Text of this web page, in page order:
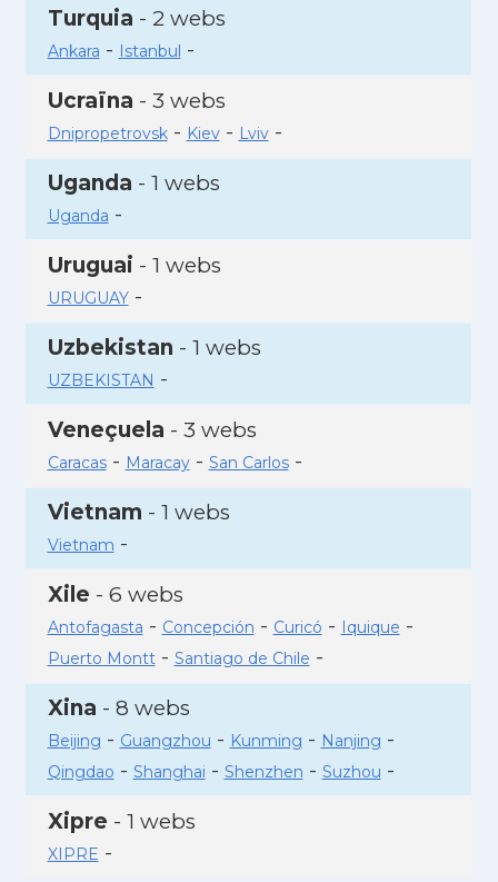
Turquia - 2 webs
Ankara - Istanbul -
Ucraïna - 3 webs
Dnipropetrovsk- Kiev- Lviv-
Uganda - 1 webs
Uganda -
Uruguai - 1 webs
URUGUAY-
Uzbekistan - 1 webs
UZBEKISTAN -
Veneçuela - 3 webs
Caracas- Maracay- San Carlos-
Vietnam - 1 webs
Vietnam -
Xile - 6 webs
Antofagasta - Concepción - Curicó - Iquique -
Puerto Montt- Santiago de Chile -
Xina - 8 webs
Beijing - Guangzhou - Kunming - Nanjing -
Qingdao - Shanghai - Shenzhen - Suzhou -
Xipre - 1 webs
XIPRE -